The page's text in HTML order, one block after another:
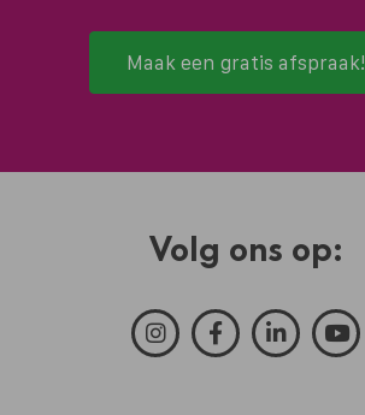
Maak een gratis afspraak!
Volg ons op: